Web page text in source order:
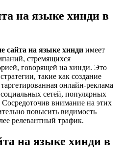
на языке хинди в
сайта на языке хинди имеет
стремящихся
говорящей на хинди. Это
такие как создание
онлайн-реклама
сетей, популярных
внимание на этих
повысить видимость
релевантный трафик.
на языке хинди в